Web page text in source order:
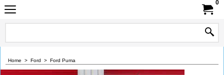
0
Home > Ford > Ford Puma